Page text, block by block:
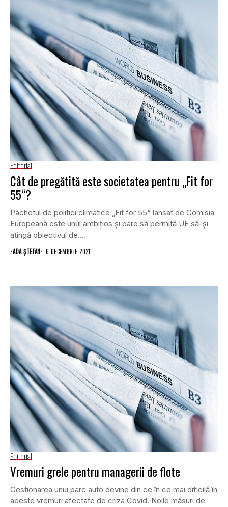
Editorial
Cât de pregătită este societatea pentru „Fit for
55“?
Pachetul de politici climatice „Fit for 55“ lansat de Comisia
Europeană este unul ambiţios şi pare să permită UE să-și
atingă obiectivul de...
•ADA ȘTEFAN 6 DECEMBRIE 2021
Editorial
Vremuri grele pentru managerii de flote
Gestionarea unui parc auto devine din ce în ce mai dificilă în
aceste vremuri afectate de criza Covid. Noile măsuri de